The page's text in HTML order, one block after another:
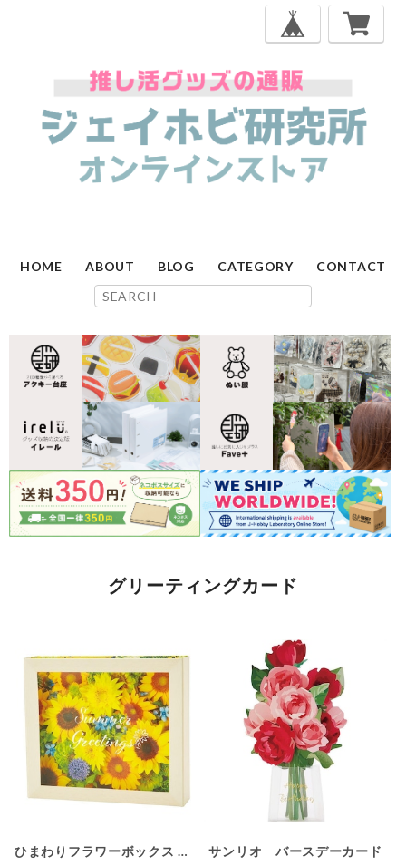
HOME ABOUT BLOG CATEGORY CONTACT
グリーティングカード
ひまわりフラワーボックス グリーティングカード サンリオ バースデーカード